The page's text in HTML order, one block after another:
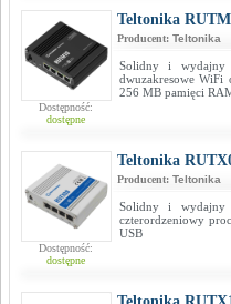
Dostępność:
dostępne
Teltonika
Producent: Teltonika
Solidny i wydajny
dwuzakresowe WiFi
256 MB pamięci
Dostępność:
dostępne
Teltonika
Producent: Teltonika
Solidny i wydajny
czterordzeniowy
USB